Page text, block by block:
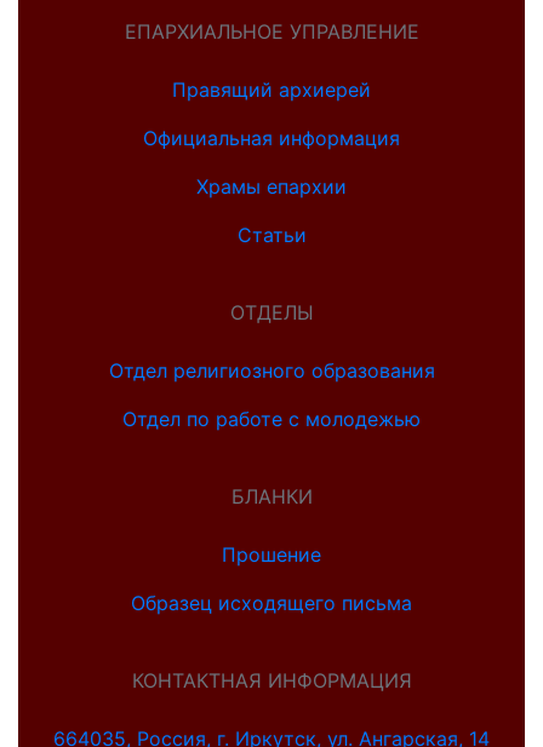
ЕПАРХИАЛЬНОЕ УПРАВЛЕНИЕ
Правящий архиерей
Официальная информация
Храмы епархии
Статьи
ОТДЕЛЫ
Отдел религиозного образования
Отдел по работе с молодежью
БЛАНКИ
Прошение
Образец исходящего письма
КОНТАКТНАЯ ИНФОРМАЦИЯ
664035, Россия, г. Иркутск, ул. Ангарская, 14